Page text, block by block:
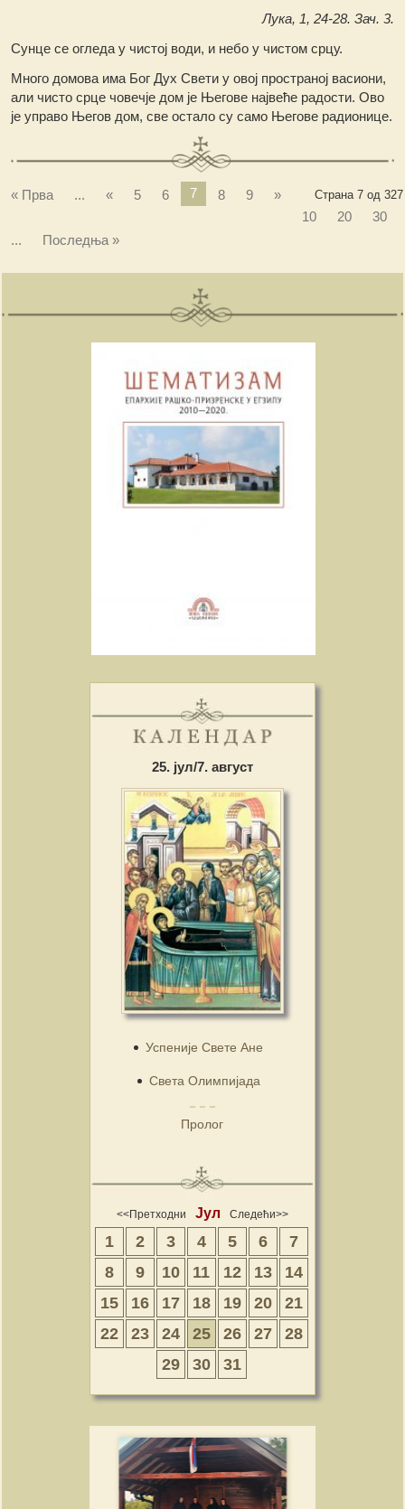
Лука, 1, 24-28. Зач. 3.
Сунце се огледа у чистој води, и небо у чистом срцу.
Много домова има Бог Дух Свети у овој пространој васиони,
али чисто срце човечје дом је Његове највеће радости. Ово
је управо Његов дом, све остало су само Његове радионице.
Страна 7 од 327
« Прва ... « 5 6 7 8 9
»
10
20
30
...
Последња »
25. јул/7. август
Успеније Свете Ане
Света Олимпијада
Пролог
<<Претходни Јул Следећи>>
1 2 3 4 5 6
7
8
9 10 11 12 13
14
15
16 17 18 19 20
21
22
23 24 25 26 27
28
29
30 31